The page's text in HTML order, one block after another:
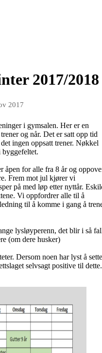
2017/2018
2017
i gymsalen. Her er en
og når. Det er satt opp tid
ingen oppsatt trener. Nøkkel
åpen for alle fra 8 år og
Frem mot jul kjører vi
på med løp etter nyttår.
Vi oppfordrer alle til å
til å komme i gang å
lysløyperenn, det blir i så
(om dere husker)
Dersom noen har lyst å sette
selvsagt positive til dette.